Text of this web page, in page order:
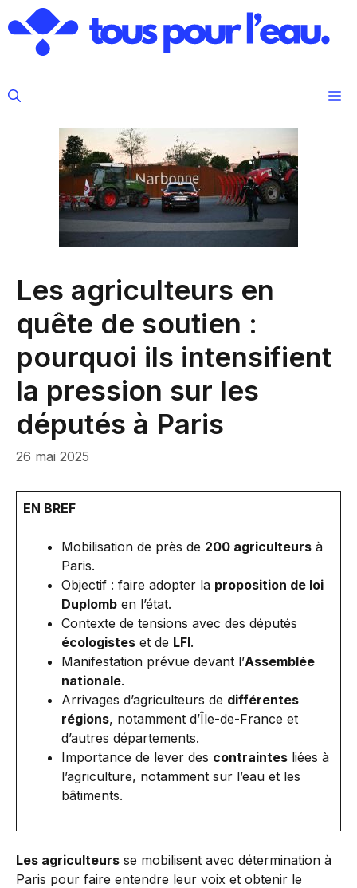
au
contenu
Les agriculteurs en
quête de soutien :
pourquoi ils intensifient
la pression sur les
députés à Paris
26 mai 2025
EN BREF
Mobilisation de près de 200 agriculteurs à
Paris.
Objectif : faire adopter la proposition de loi
Duplomb en l’état.
Contexte de tensions avec des députés
écologistes et de LFI.
Manifestation prévue devant l’Assemblée
nationale.
Arrivages d’agriculteurs de différentes
régions, notamment d’Île-de-France et
d’autres départements.
Importance de lever des contraintes liées à
l’agriculture, notamment sur l’eau et les
bâtiments.
Les agriculteurs se mobilisent avec détermination à
Paris pour faire entendre leur voix et obtenir le